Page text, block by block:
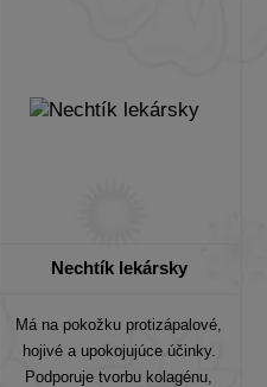
Nechtík lekársky
Má na pokožku protizápalové,
hojivé a upokojujúce účinky.
Podporuje tvorbu kolagénu,